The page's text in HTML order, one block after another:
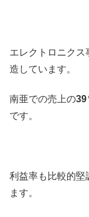
エレクトロニクス
造しています。
南亜での売上の39
です。
利益率も比較的堅
ます。